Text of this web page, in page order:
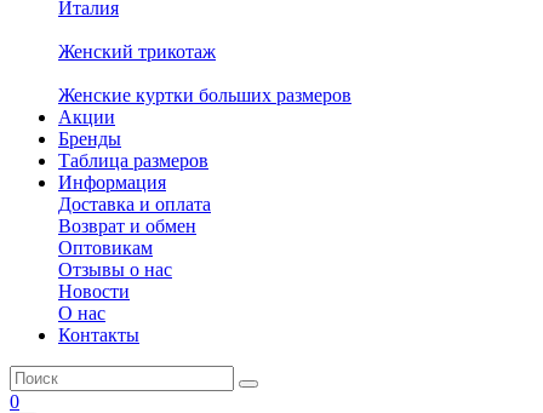
Италия
Женский трикотаж
Женские куртки больших размеров
Акции
Бренды
Таблица размеров
Информация
Доставка и оплата
Возврат и обмен
Оптовикам
Отзывы о нас
Новости
О нас
Контакты
0